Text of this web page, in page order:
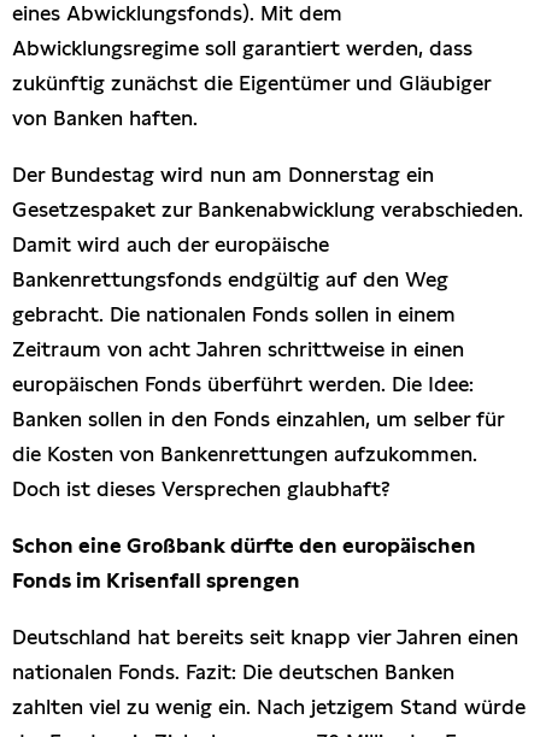
Anfragen (Archivseite)
eines Abwicklungsfonds). Mit dem
Abwicklungsregime soll garantiert werden, dass
zukünftig zunächst die Eigentümer und Gläubiger
von Banken haften.
Der Bundestag wird nun am Donnerstag ein
Gesetzespaket zur Bankenabwicklung verabschieden.
Damit wird auch der europäische
Bankenrettungsfonds endgültig auf den Weg
gebracht. Die nationalen Fonds sollen in einem
Zeitraum von acht Jahren schrittweise in einen
europäischen Fonds überführt werden. Die Idee:
Banken sollen in den Fonds einzahlen, um selber für
die Kosten von Bankenrettungen aufzukommen.
Doch ist dieses Versprechen glaubhaft?
Schon eine Großbank dürfte den europäischen
Fonds im Krisenfall sprengen
Deutschland hat bereits seit knapp vier Jahren einen
nationalen Fonds. Fazit: Die deutschen Banken
zahlten viel zu wenig ein. Nach jetzigem Stand würde